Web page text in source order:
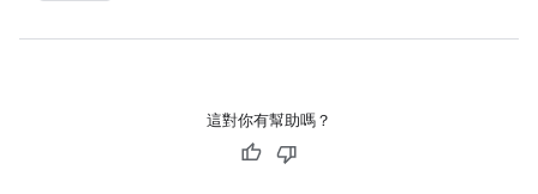
這對你有幫助嗎？